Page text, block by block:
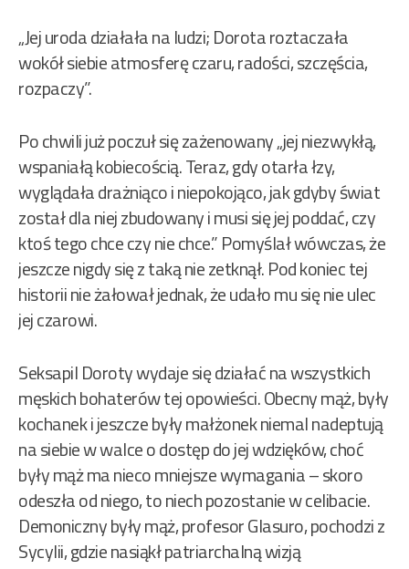
„Jej uroda działała na ludzi; Dorota roztaczała
wokół siebie atmosferę czaru, radości, szczęścia,
rozpaczy”.
Po chwili już poczuł się zażenowany „jej niezwykłą,
wspaniałą kobiecością. Teraz, gdy otarła łzy,
wyglądała drażniąco i niepokojąco, jak gdyby świat
został dla niej zbudowany i musi się jej poddać, czy
ktoś tego chce czy nie chce.” Pomyślał wówczas, że
jeszcze nigdy się z taką nie zetknął. Pod koniec tej
historii nie żałował jednak, że udało mu się nie ulec
jej czarowi.
Seksapil Doroty wydaje się działać na wszystkich
męskich bohaterów tej opowieści. Obecny mąż, były
kochanek i jeszcze były małżonek niemal nadeptują
na siebie w walce o dostęp do jej wdzięków, choć
były mąż ma nieco mniejsze wymagania – skoro
odeszła od niego, to niech pozostanie w celibacie.
Demoniczny były mąż, profesor Glasuro, pochodzi z
Sycylii, gdzie nasiąkł patriarchalną wizją